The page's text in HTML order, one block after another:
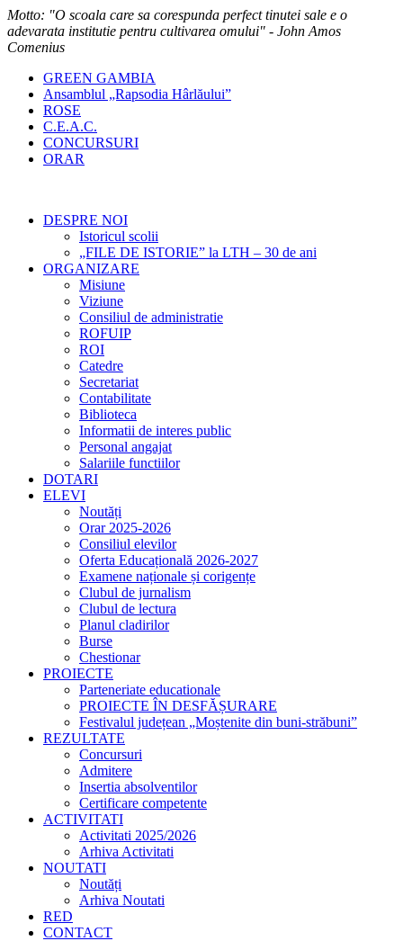
Motto: "O scoala care sa corespunda perfect tinutei sale e o
adevarata institutie pentru cultivarea omului" - John Amos
Comenius
GREEN GAMBIA
Ansamblul „Rapsodia Hârlăului”
ROSE
C.E.A.C.
CONCURSURI
ORAR
DESPRE NOI
Istoricul scolii
„FILE DE ISTORIE” la LTH – 30 de ani
ORGANIZARE
Misiune
Viziune
Consiliul de administratie
ROFUIP
ROI
Catedre
Secretariat
Contabilitate
Biblioteca
Informatii de interes public
Personal angajat
Salariile functiilor
DOTARI
ELEVI
Noutăți
Orar 2025-2026
Consiliul elevilor
Oferta Educațională 2026-2027
Examene naționale și corigențe
Clubul de jurnalism
Clubul de lectura
Planul cladirilor
Burse
Chestionar
PROIECTE
Parteneriate educationale
PROIECTE ÎN DESFĂȘURARE
Festivalul județean „Moștenite din buni-străbuni”
REZULTATE
Concursuri
Admitere
Insertia absolventilor
Certificare competente
ACTIVITATI
Activitati 2025/2026
Arhiva Activitati
NOUTATI
Noutăți
Arhiva Noutati
RED
CONTACT